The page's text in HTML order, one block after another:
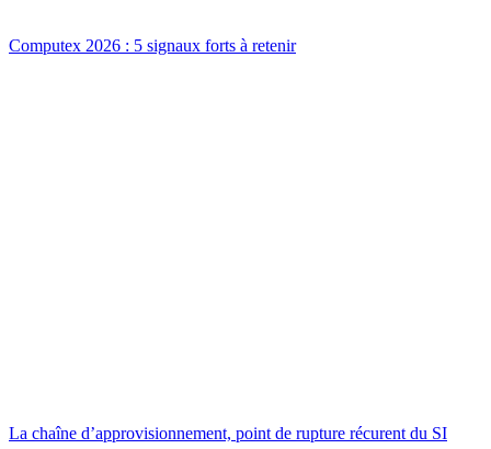
Computex 2026 : 5 signaux forts à retenir
La chaîne d’approvisionnement, point de rupture récurent du SI